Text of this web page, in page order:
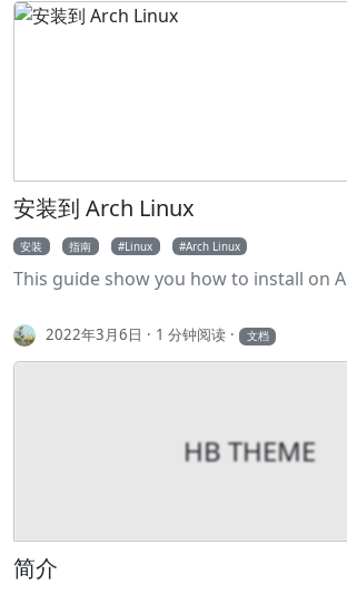
安装到 Arch Linux
安装 指南 Linux Arch Linux
This guide show you how to install on
2022年3月6日 1 分钟阅读 文档
HB THEME
简介